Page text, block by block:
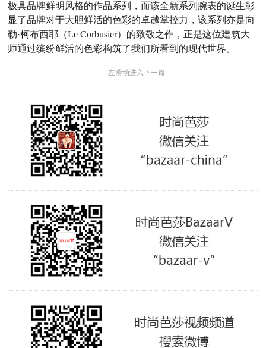
极具品牌鲜明风格的作品系列，而该全新系列腕表的诞生彰
显了品牌对于大胆鲜活的色彩的卓越掌控力，该系列亦是向
勒·柯布西耶（Le Corbusier）的致敬之作，正是这位建筑大
师通过缤纷鲜活的色彩构筑了我们所看到的现代世界。
←左滑动进入下一篇